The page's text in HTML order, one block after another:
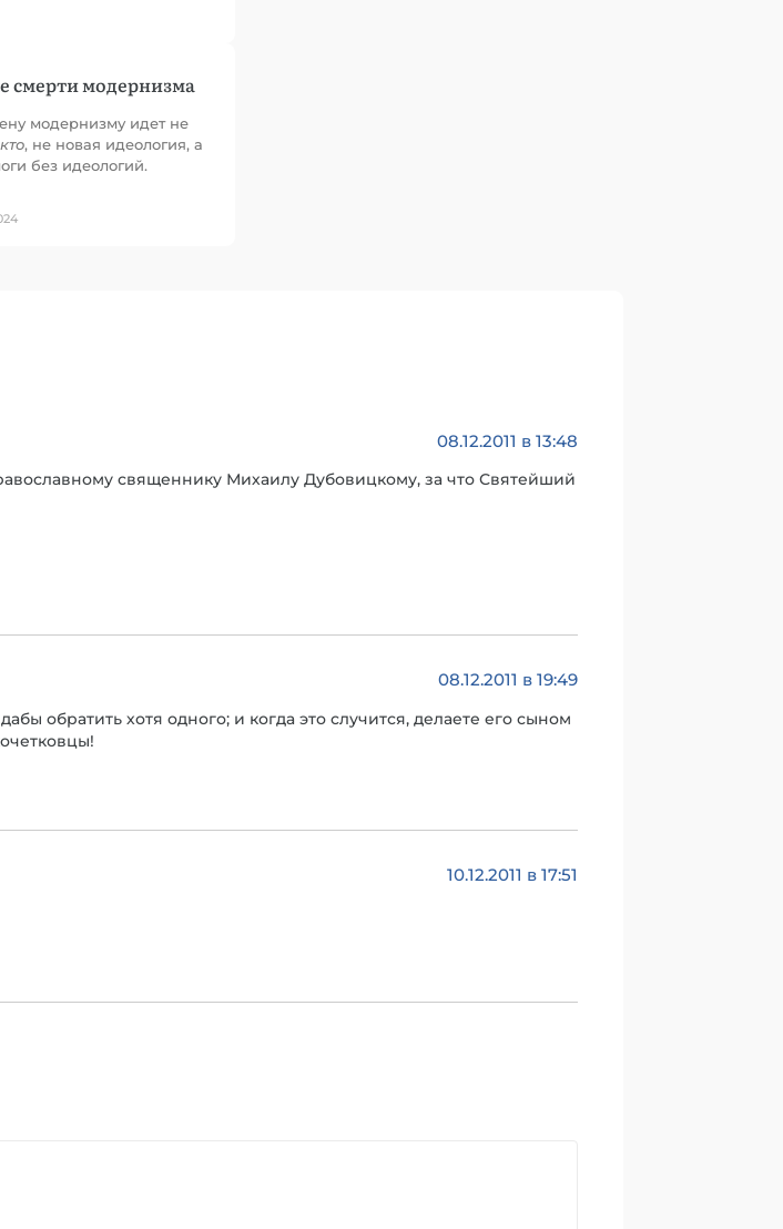
смерти модернизма
модернизму идет не
кто, не новая идеология, а
без идеологий.
08.12.2011 в 13:48
священнику Михаилу Дубовицкому, за что Святейший
08.12.2011 в 19:49
обратить хотя одного; и когда это случится, делаете его сыном
10.12.2011 в 17:51